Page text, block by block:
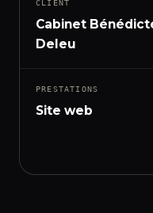
CLIENT
Cabinet
Deleu
PRESTATIONS
Site web